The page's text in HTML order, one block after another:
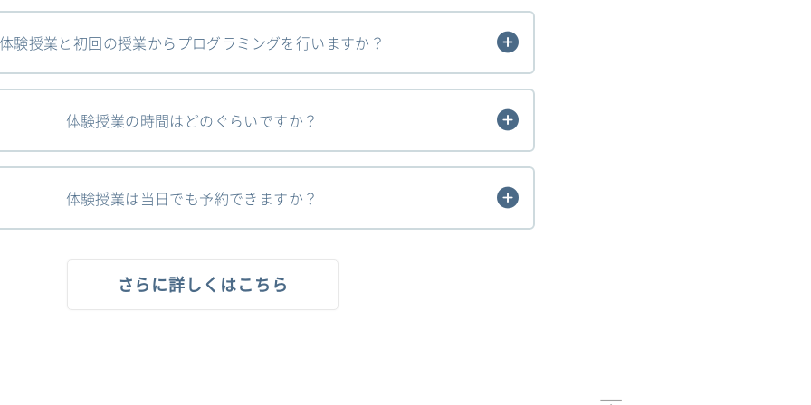
験授業と初回の授業からプログラミングを行いますか？
体験授業の時間はどのぐらいですか？
体験授業は当日でも予約できますか？
さらに詳しくはこちら